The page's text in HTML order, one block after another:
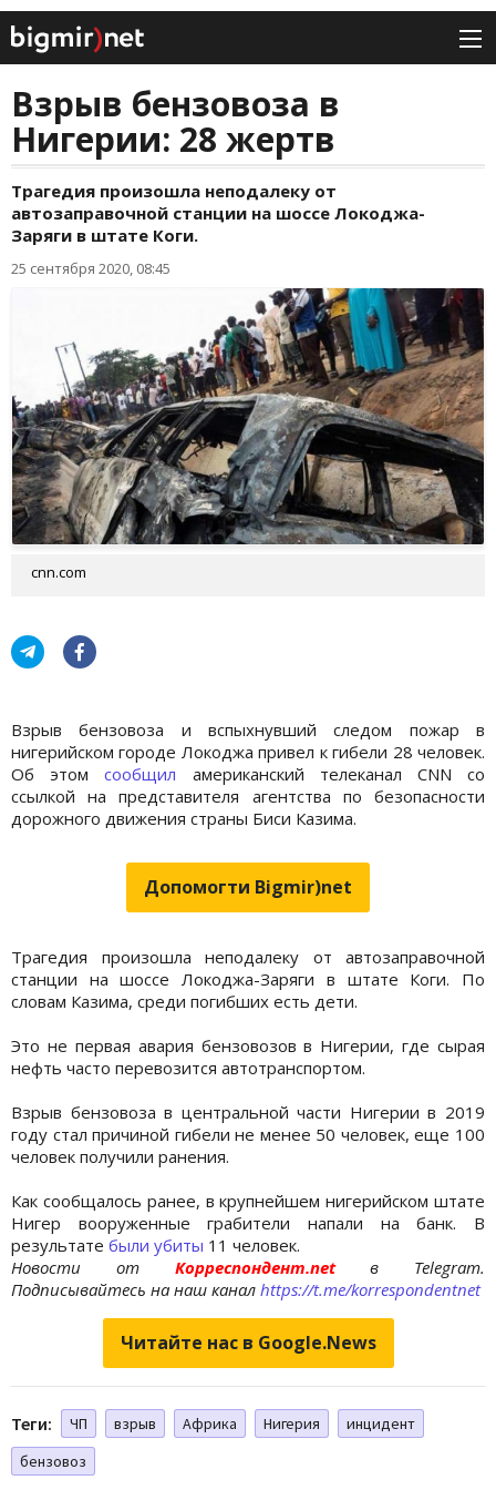
Взрыв бензовоза в
Нигерии: 28 жертв
Трагедия произошла неподалеку от
автозаправочной станции на шоссе Локоджа-
Заряги в штате Коги.
25 сентября 2020, 08:45
cnn.com
Взрыв бензовоза и вспыхнувший следом пожар в
нигерийском городе Локоджа привел к гибели 28 человек.
Об этомсообщил американский телеканал CNN со
ссылкой на представителя агентства по безопасности
дорожного движения страны Биси Казима.
Допомогти Bigmir)net
Трагедия произошла неподалеку от автозаправочной
станции на шоссе Локоджа-Заряги в штате Коги. По
словам Казима, среди погибших есть дети.
Это не первая авария бензовозов в Нигерии, где сырая
нефть часто перевозится автотранспортом.
Взрыв бензовоза в центральной части Нигерии в 2019
году стал причиной гибели не менее 50 человек, еще 100
человек получили ранения.
Как сообщалось ранее, в крупнейшем нигерийском штате
Нигер вооруженные грабители напали на банк. В
результате были убиты 11 человек.
Новости отКорреспондент.netв Telegram.
Подписывайтесь на наш канал https://t.me/korrespondentnet
Читайте нас в Google.News
Теги: ЧП взрыв Африка Нигерия
инцидент
бензовоз